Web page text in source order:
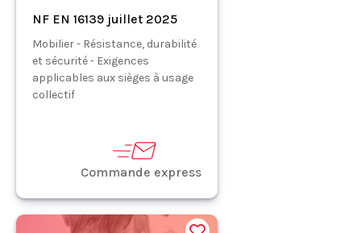
NF EN 16139 juillet 2025
Mobilier - Résistance, durabilité
et sécurité - Exigences
applicables aux sièges à usage
collectif
Commande express